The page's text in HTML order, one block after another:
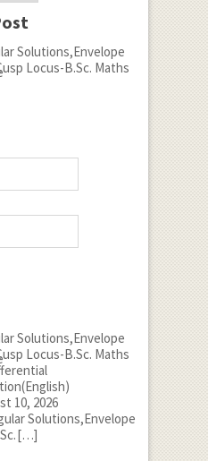
Solutions,Envelope
Locus-B.Sc. Maths
Solutions,Envelope
Locus-B.Sc. Maths
10, 2026
Solutions,Envelope
[…]